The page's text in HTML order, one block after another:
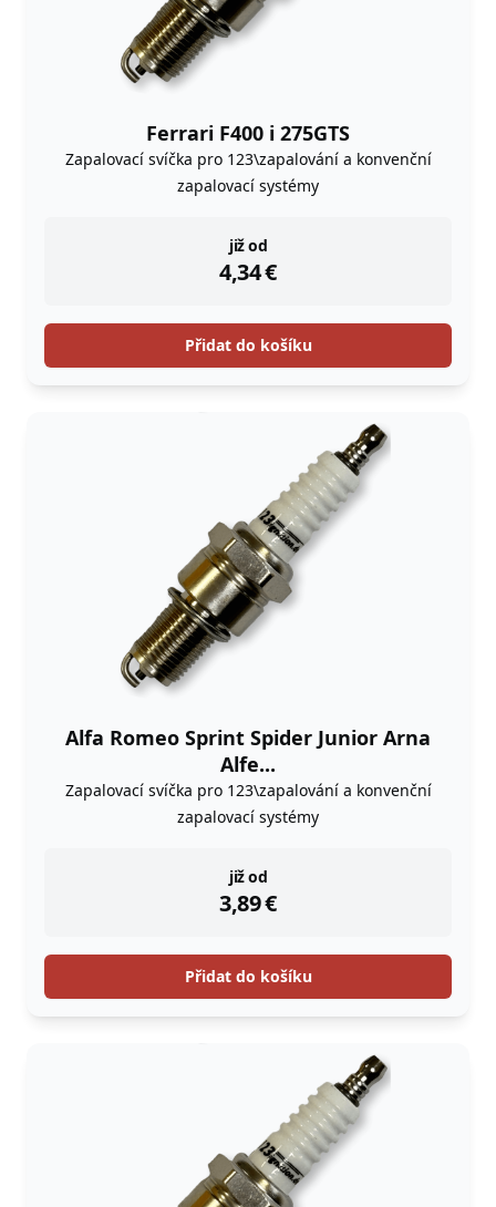
Ferrari F400 i 275GTS
Zapalovací svíčka pro 123\zapalování a konvenční
zapalovací systémy
již od
4,34€
instock
Přidat do košíku
Alfa Romeo Sprint Spider Junior Arna
Alfe...
Zapalovací svíčka pro 123\zapalování a konvenční
zapalovací systémy
již od
3,89€
instock
Přidat do košíku